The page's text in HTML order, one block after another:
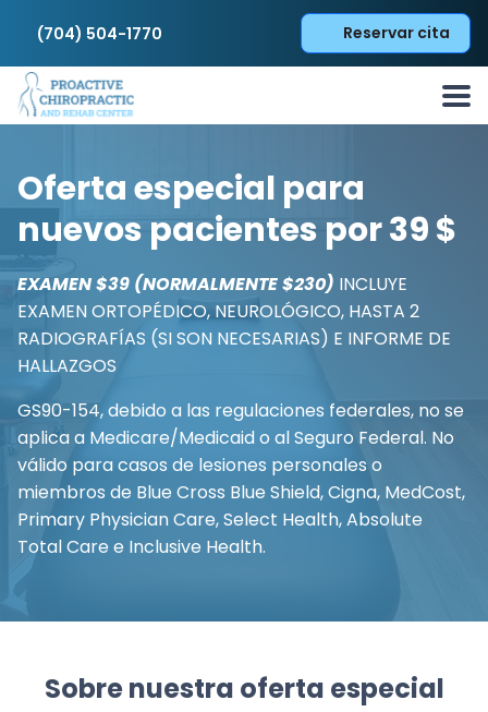
(704) 504-1770 Reservar cita
Oferta especial para
nuevos pacientes por 39 $
EXAMEN $39 (NORMALMENTE $230) INCLUYE
EXAMEN ORTOPÉDICO, NEUROLÓGICO, HASTA 2
RADIOGRAFÍAS (SI SON NECESARIAS) E INFORME DE
HALLAZGOS
GS90-154, debido a las regulaciones federales, no se
aplica a Medicare/Medicaid o al Seguro Federal. No
válido para casos de lesiones personales o
miembros de Blue Cross Blue Shield, Cigna, MedCost,
Primary Physician Care, Select Health, Absolute
Total Care e Inclusive Health.
Sobre nuestra oferta especial